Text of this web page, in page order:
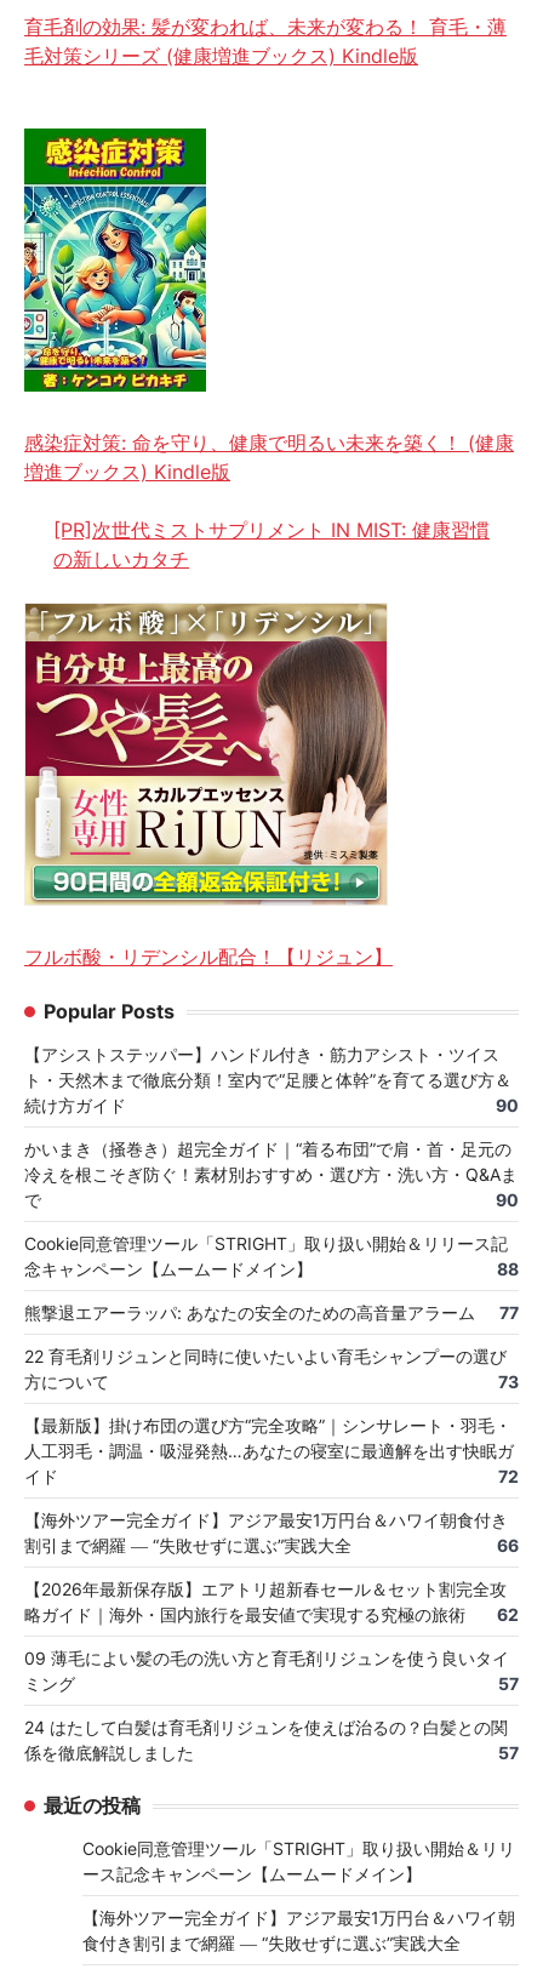
育毛剤の効果: 髪が変われば、未来が変わる！ 育毛・薄
毛対策シリーズ (健康増進ブックス) Kindle版
感染症対策: 命を守り、健康で明るい未来を築く！ (健康
増進ブックス) Kindle版
[PR]次世代ミストサプリメント IN MIST: 健康習慣
の新しいカタチ
フルボ酸・リデンシル配合！【リジュン】
Popular Posts
【アシストステッパー】ハンドル付き・筋力アシスト・ツイス
ト・天然木まで徹底分類！室内で“足腰と体幹”を育てる選び方＆
続け方ガイド
90
かいまき（掻巻き）超完全ガイド｜“着る布団”で肩・首・足元の
冷えを根こそぎ防ぐ！素材別おすすめ・選び方・洗い方・Q&Aま
で
90
Cookie同意管理ツール「STRIGHT」取り扱い開始＆リリース記
念キャンペーン【ムームードメイン】
88
熊撃退エアーラッパ: あなたの安全のための高音量アラーム 77
22 育毛剤リジュンと同時に使いたいよい育毛シャンプーの選び
方について
73
【最新版】掛け布団の選び方“完全攻略”｜シンサレート・羽毛・
人工羽毛・調温・吸湿発熱…あなたの寝室に最適解を出す快眠ガ
イド
72
【海外ツアー完全ガイド】アジア最安1万円台＆ハワイ朝食付き
割引まで網羅 ― “失敗せずに選ぶ”実践大全
66
【2026年最新保存版】エアトリ超新春セール＆セット割完全攻
略ガイド｜海外・国内旅行を最安値で実現する究極の旅術
62
09 薄毛によい髪の毛の洗い方と育毛剤リジュンを使う良いタイ
ミング
57
24 はたして白髪は育毛剤リジュンを使えば治るの？白髪との関
係を徹底解説しました
57
最近の投稿
Cookie同意管理ツール「STRIGHT」取り扱い開始＆リリ
ース記念キャンペーン【ムームードメイン】
【海外ツアー完全ガイド】アジア最安1万円台＆ハワイ朝
食付き割引まで網羅 ― “失敗せずに選ぶ”実践大全